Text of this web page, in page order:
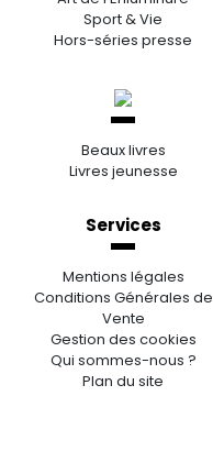
Sport & Vie
Hors-séries presse
Beaux livres
Livres jeunesse
Services
Mentions légales
Conditions Générales de
Vente
Gestion des cookies
Qui sommes-nous ?
Plan du site